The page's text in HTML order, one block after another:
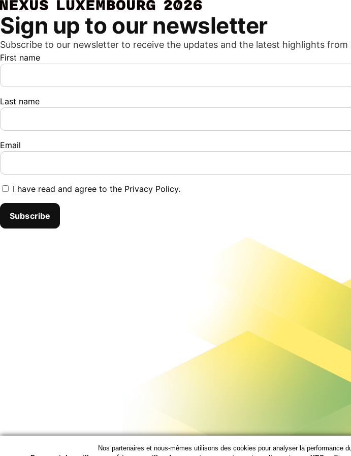
Sign up to our newsletter
Subscribe to our newsletter to receive the updates and the latest highlights
First name
Last name
Email
I have read and agree to the Privacy Policy.
Nos partenaires et nous-mêmes utilisons des cookies pour analyser la performance